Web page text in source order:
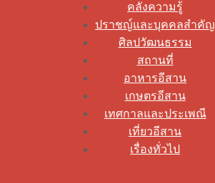
คลังความรู้
ปราชญ์และบุคคลสำคัญ
ศิลปวัฒนธรรม
สถานที่
อาหารอีสาน
เกษตรอีสาน
เทศกาลและประเพณี
เที่ยวอีสาน
เรื่องทั่วไป